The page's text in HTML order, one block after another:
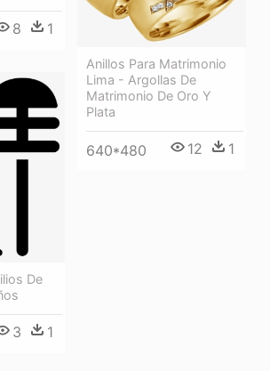
8 1
Anillos Para Matrimonio
Lima - Argollas De
Matrimonio De Oro Y
Plata
640*480 12 1
De
3 1